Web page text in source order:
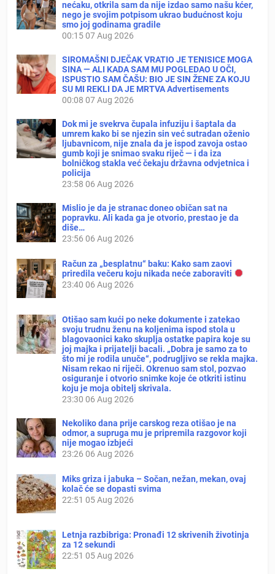
nećaku, otkrila sam da nije izdao samo našu kćer,
nego je svojim potpisom ukrao budućnost koju
smo joj godinama gradile
00:1507 Aug 2026
SIROMAŠNI DJEČAK VRATIO JE TENISICE MOGA
SINA — ALI KADA SAM MU POGLEDAO U OČI,
ISPUSTIO SAM ČAŠU: BIO JE SIN ŽENE ZA KOJU
SU MI REKLI DA JE MRTVA Advertisements
00:08 07 Aug 2026
Dok mi je svekrva čupala infuziju i šaptala da
umrem kako bi se njezin sin već sutradan oženio
ljubavnicom, nije znala da je ispod zavoja ostao
gumb koji je snimao svaku riječ — i da iza
bolničkog stakla već čekaju državna odvjetnica i
policija
23:58 06 Aug 2026
Mislio je da je stranac doneo običan sat na
popravku. Ali kada ga je otvorio, prestao je da
diše…
23:56 06 Aug 2026
Račun za „besplatnu“ baku: Kako sam zaovi
priredila večeru koju nikada neće zaboraviti
23:40 06 Aug 2026
Otišao sam kući po neke dokumente i zatekao
svoju trudnu ženu na koljenima ispod stola u
blagovaonici kako skuplja ostatke papira koje su
joj majka i prijatelji bacali. „Dobra je samo za to
što mi je rodila unuče“, podrugljivo se rekla majka.
Nisam rekao ni riječi. Okrenuo sam stol, pozvao
osiguranje i otvorio snimke koje će otkriti istinu
koju je moja obitelj skrivala.
23:30 06 Aug 2026
Nekoliko dana prije carskog reza otišao je na
odmor, a supruga mu je pripremila razgovor koji
nije mogao izbjeći
23:26 06 Aug 2026
Miks griza i jabuka – Sočan, nežan, mekan, ovaj
kolač će se dopasti svima
22:51 05 Aug 2026
Letnja razbibriga: Pronađi 12 skrivenih životinja
za 12 sekundi
22:51 05 Aug 2026